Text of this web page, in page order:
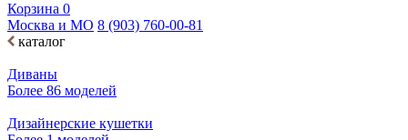
Корзина 0
Москва и МО 8 (903) 760-00-81
каталог
Диваны
Более 86 моделей
Дизайнерские кушетки